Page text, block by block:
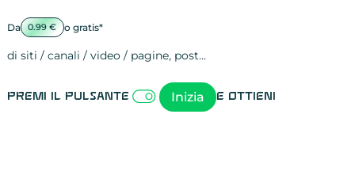
Da 0.99 € o gratis*
di siti / canali / video / pagine, post…
Premi il pulsante Inizia e ottieni